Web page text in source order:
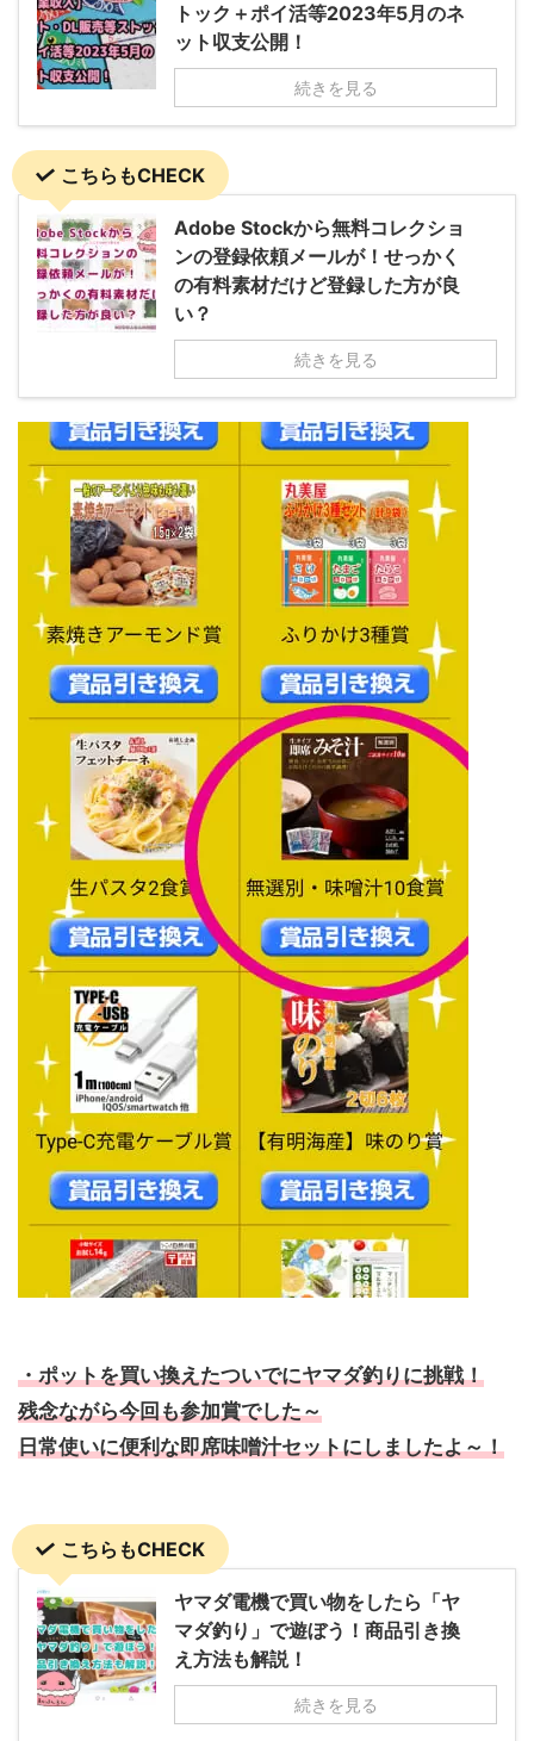
トック＋ポイ活等2023年5月のネ
ット収支公開！
続きを見る
こちらもCHECK
Adobe Stockから無料コレクショ
ンの登録依頼メールが！せっかく
の有料素材だけど登録した方が良
い？
続きを見る
・ポットを買い換えたついでにヤマダ釣りに挑戦！
残念ながら今回も参加賞でした～
日常使いに便利な即席味噌汁セットにしましたよ～！
こちらもCHECK
ヤマダ電機で買い物をしたら「ヤ
マダ釣り」で遊ぼう！商品引き換
え方法も解説！
続きを見る